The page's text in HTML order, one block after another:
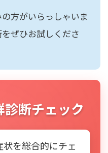
方がいらっしゃいま
ぜひお試しくださ
断チェック
を総合的にチェ